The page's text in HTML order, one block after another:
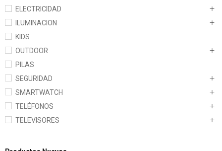
ELECTRICIDAD
ILUMINACION
KIDS
OUTDOOR
PILAS
SEGURIDAD
SMARTWATCH
TELÉFONOS
TELEVISORES